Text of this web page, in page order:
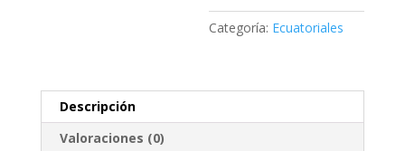
Book
Categoría: Ecuatoriales
Descripción
Valoraciones (0)